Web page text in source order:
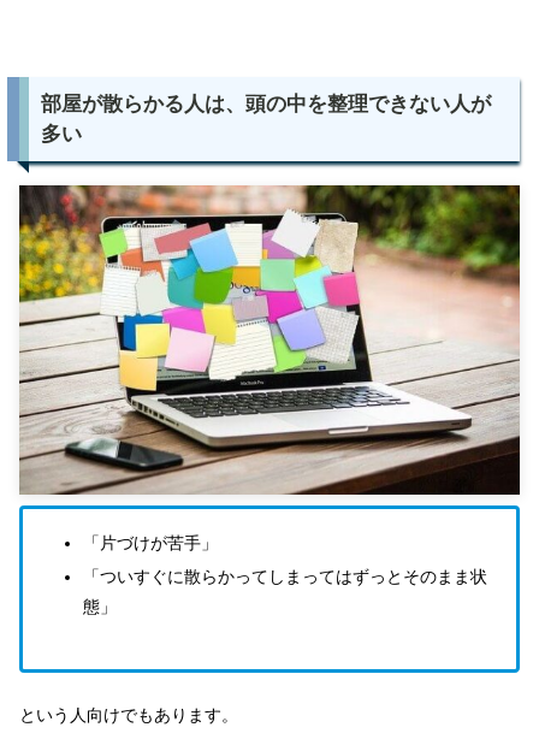
部屋が散らかる人は、頭の中を整理できない人が
多い
「片づけが苦手」
「ついすぐに散らかってしまってはずっとそのまま状
態」
という人向けでもあります。